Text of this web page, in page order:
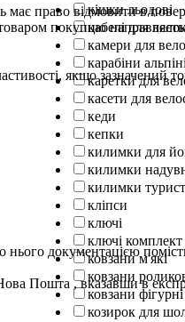
кішки льодові
кабелі для
камери для
карабіни
каретки для
касети для
кеди
кепки
килимки для
килимки
килимки
кліпси
ключі
ключі
ковзани м'які
ковзани
ковзани фігурні
козирок для
право відмовити в
покупцю
якщо
документацією
Пошта , вказавши в